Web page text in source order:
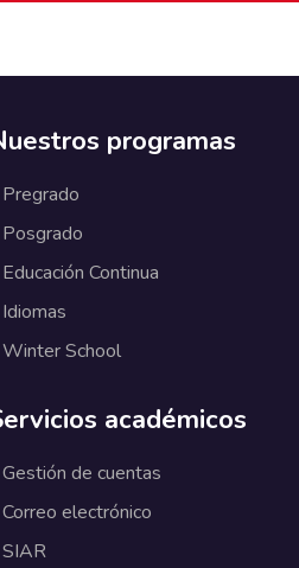
programas
Pregrado
Posgrado
Educación Continua
Idiomas
Winter School
académicos
Gestión de cuentas
Correo electrónico
SIAR